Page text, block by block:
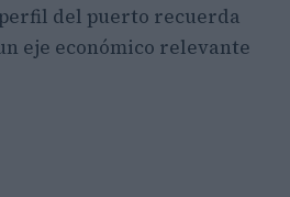
del puerto recuerda
eje económico relevante